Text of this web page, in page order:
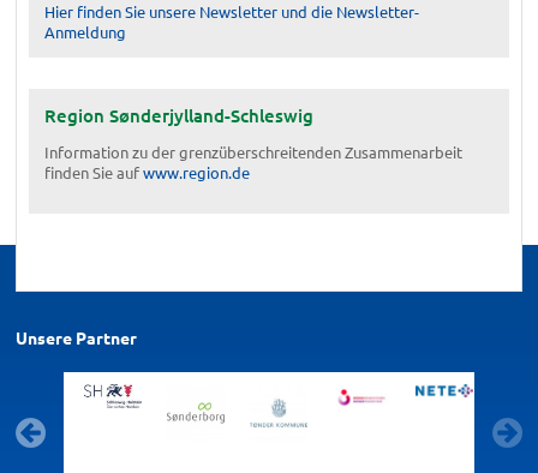
Hier finden Sie unsere Newsletter und die Newsletter-
Anmeldung
Region Sønderjylland-Schleswig
Information zu der grenzüberschreitenden Zusammenarbeit
finden Sie aufwww.region.de
Unsere Partner